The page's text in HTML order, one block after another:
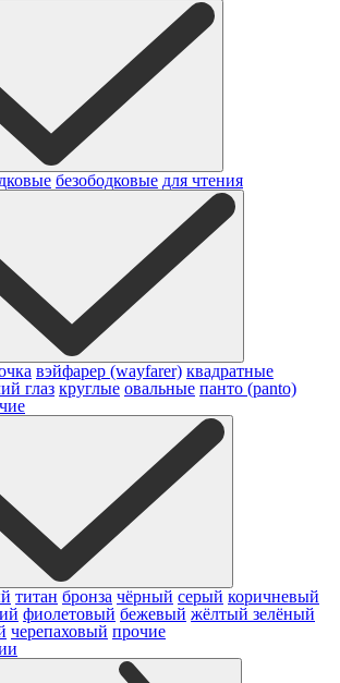
безободковые для чтения
вэйфарер (wayfarer) квадратные
глаз круглые овальные панто (panto)
титан бронза чёрный серый коричневый
фиолетовый бежевый жёлтый зелёный
черепаховый прочие